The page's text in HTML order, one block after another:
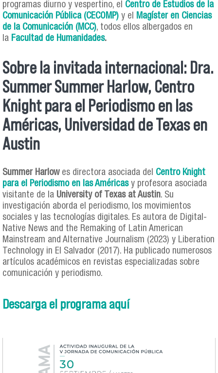
programas diurno y vespertino, el Centro de Estudios de la
Comunicación Pública (CECOMP) y el Magíster en Ciencias
de la Comunicación (MCC), todos ellos albergados en
la Facultad de Humanidades.
Sobre la invitada internacional: Dra.
Summer Summer Harlow, Centro
Knight para el Periodismo en las
Américas, Universidad de Texas en
Austin
Summer Harlowes directora asociada del Centro Knight
para el Periodismo en las Américasy profesora asociada
visitante de la University of Texas at Austin. Su
investigación aborda el periodismo, los movimientos
sociales y las tecnologías digitales. Es autora de Digital-
Native News and the Remaking of Latin American
Mainstream and Alternative Journalism (2023) y Liberation
Technology in El Salvador (2017). Ha publicado numerosos
artículos académicos en revistas especializadas sobre
comunicación y periodismo.
Descarga el programa aquí
captura_de_pantalla_2025-09-